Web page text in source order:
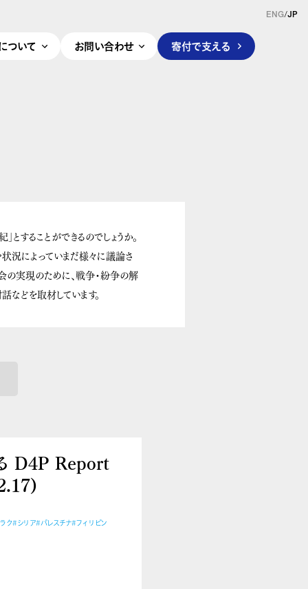
ついて お問い合わせ 寄付で支える
ENG/JP
することができるのでしょうか。
況によっていまだ様々に議論さ
の実現のために、戦争・紛争の解
どを取材しています。
る D4P Report
ク#シリア#パレスチナ#フィリピン